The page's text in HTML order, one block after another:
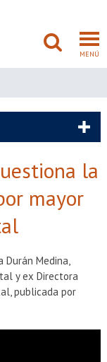
MENÚ
la
mayor
Medina,
y ex Directora
publicada por